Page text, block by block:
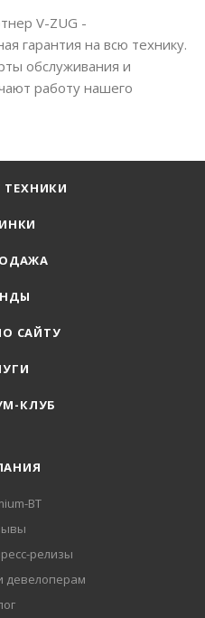
V-ZUG -
гарантия на всю технику.
обслуживания и
работу нашего
ТЕХНИКИ
САЙТУ
КЛУБ
BT
релизы
девелоперам